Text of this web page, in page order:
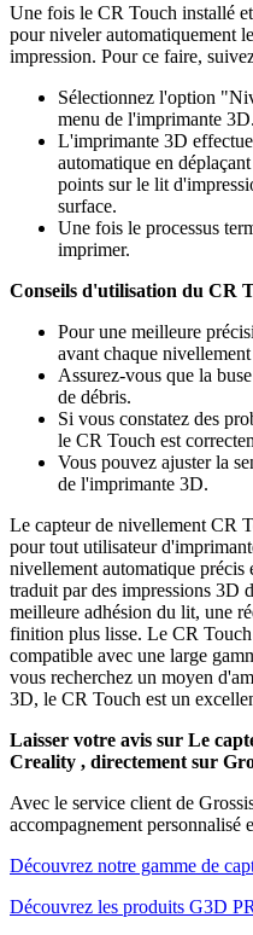
Une fois le CR Touch installé
pour niveler automatiquement
impression. Pour ce faire,
Sélectionnez l'option
menu de l'imprimante 3D.
L'imprimante 3D
automatique en
points sur le lit
surface.
Une fois le processus
imprimer.
Conseils d'utilisation du CR
Pour une meilleure
avant chaque
Assurez-vous que la
de débris.
Si vous constatez des
le CR Touch est
Vous pouvez ajuster la
de l'imprimante 3D.
Le capteur de nivellement CR
pour tout utilisateur
nivellement automatique
traduit par des impressions 3D
meilleure adhésion du lit, une
finition plus lisse. Le CR
compatible avec une large
vous recherchez un moyen
3D, le CR Touch est un
Laisser votre avis sur Le
Creality , directement sur
Avec le service client de
accompagnement personnalisé
Découvrez notre gamme de
Découvrez les produits G3D